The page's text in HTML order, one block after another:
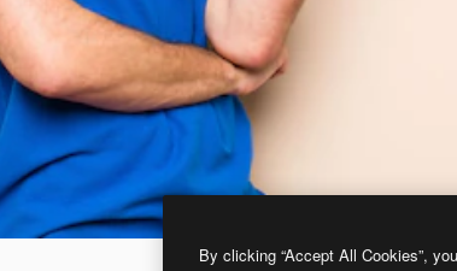
By clicking “Accept All Cookies”,